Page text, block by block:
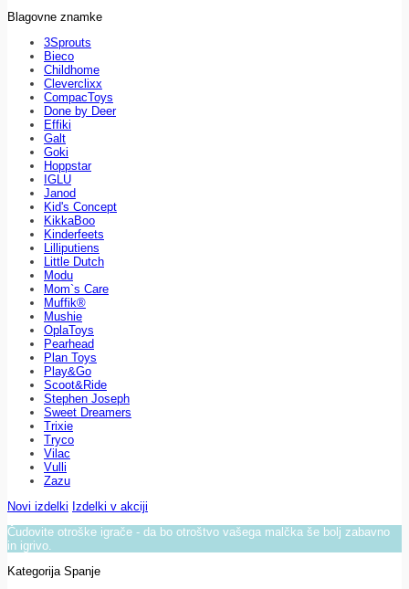
Blagovne znamke
3Sprouts
Bieco
Childhome
Cleverclixx
CompacToys
Done by Deer
Effiki
Galt
Goki
Hoppstar
IGLU
Janod
Kid's Concept
KikkaBoo
Kinderfeets
Lilliputiens
Little Dutch
Modu
Mom`s Care
Muffik®
Mushie
OplaToys
Pearhead
Plan Toys
Play&Go
Scoot&Ride
Stephen Joseph
Sweet Dreamers
Trixie
Tryco
Vilac
Vulli
Zazu
Novi izdelki Izdelki v akciji
Čudovite otroške igrače - da bo otroštvo vašega malčka še bolj zabavno
in igrivo.
Kategorija Spanje